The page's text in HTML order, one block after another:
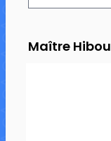
Maître Hibou